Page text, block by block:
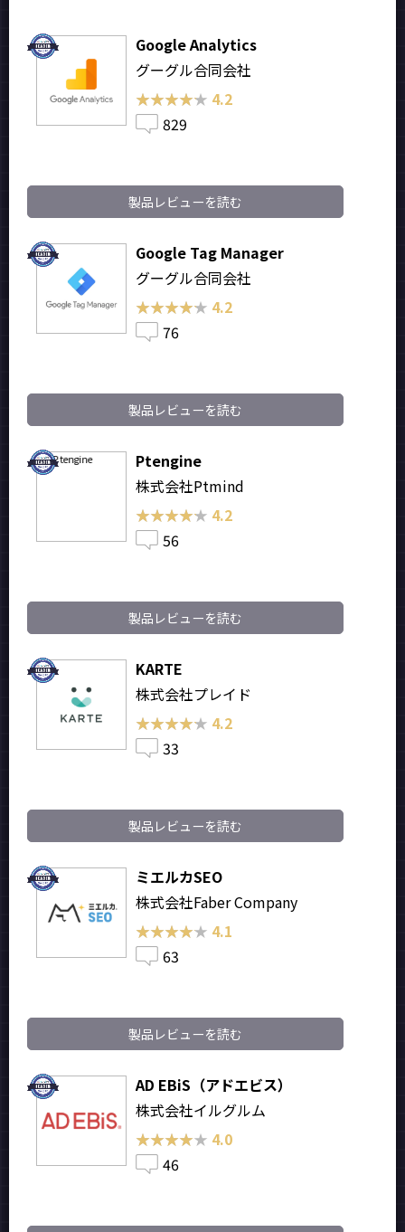
Google Analytics
グーグル合同会社
★★★★★
★★★★★ 4.2
829
製品レビューを読む
Google Tag Manager
グーグル合同会社
★★★★★
★★★★★ 4.2
76
製品レビューを読む
Ptengine
株式会社Ptmind
★★★★★
★★★★★ 4.2
56
製品レビューを読む
KARTE
株式会社プレイド
★★★★★
★★★★★ 4.2
33
製品レビューを読む
ミエルカSEO
株式会社Faber Company
★★★★★
★★★★★ 4.1
63
製品レビューを読む
AD EBiS（アドエビス）
株式会社イルグルム
★★★★★
★★★★★ 4.0
46